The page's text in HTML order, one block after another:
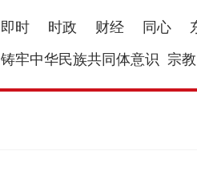
即时 时政 财经 同心
铸牢中华民族共同体意识 宗教